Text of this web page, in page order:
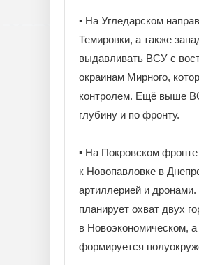
▪️ На Угледарском
Темировки, а также
выдавливать ВСУ с
окраинам Мирного,
контролем. Ещё выше
глубину и по фронту.
▪️ На Покровском
к Новопавловке в
артиллерией и
планирует охват двух
в Новоэкономическом,
формируется